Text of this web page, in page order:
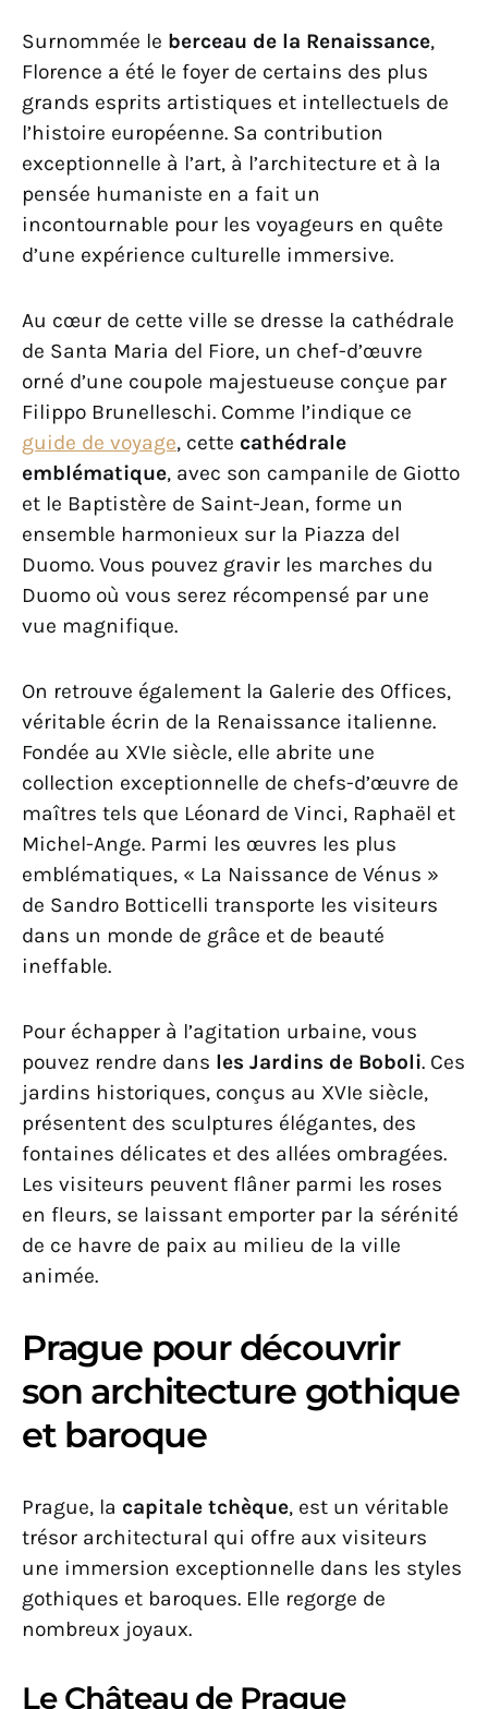
Surnommée le berceau de la Renaissance,
Florence a été le foyer de certains des plus
grands esprits artistiques et intellectuels de
l’histoire européenne. Sa contribution
exceptionnelle à l’art, à l’architecture et à la
pensée humaniste en a fait un
incontournable pour les voyageurs en quête
d’une expérience culturelle immersive.
Au cœur de cette ville se dresse la cathédrale
de Santa Maria del Fiore, un chef-d’œuvre
orné d’une coupole majestueuse conçue par
Filippo Brunelleschi. Comme l’indique ce
guide de voyage, cette cathédrale
emblématique, avec son campanile de Giotto
et le Baptistère de Saint-Jean, forme un
ensemble harmonieux sur la Piazza del
Duomo. Vous pouvez gravir les marches du
Duomo où vous serez récompensé par une
vue magnifique.
On retrouve également la Galerie des Offices,
véritable écrin de la Renaissance italienne.
Fondée au XVIe siècle, elle abrite une
collection exceptionnelle de chefs-d’œuvre de
maîtres tels que Léonard de Vinci, Raphaël et
Michel-Ange. Parmi les œuvres les plus
emblématiques, « La Naissance de Vénus »
de Sandro Botticelli transporte les visiteurs
dans un monde de grâce et de beauté
ineffable.
Pour échapper à l’agitation urbaine, vous
pouvez rendre dans les Jardins de Boboli. Ces
jardins historiques, conçus au XVIe siècle,
présentent des sculptures élégantes, des
fontaines délicates et des allées ombragées.
Les visiteurs peuvent flâner parmi les roses
en fleurs, se laissant emporter par la sérénité
de ce havre de paix au milieu de la ville
animée.
Prague pour découvrir
son architecture gothique
et baroque
Prague, la capitale tchèque, est un véritable
trésor architectural qui offre aux visiteurs
une immersion exceptionnelle dans les styles
gothiques et baroques. Elle regorge de
nombreux joyaux.
Le Château de Prague